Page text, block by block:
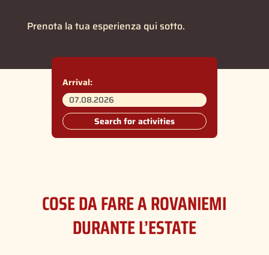
Prenota la tua esperienza qui sotto.
Arrival:
Search for activities
COSE DA FARE A ROVANIEMI
DURANTE L’ESTATE